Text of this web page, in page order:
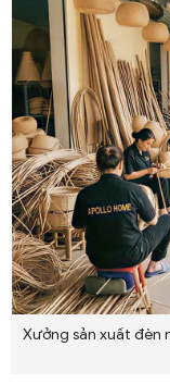
Xưởng sản xuất đèn